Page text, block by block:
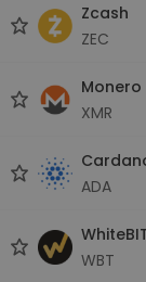
Zcash
ZEC
Monero
XMR
ADA
WBT